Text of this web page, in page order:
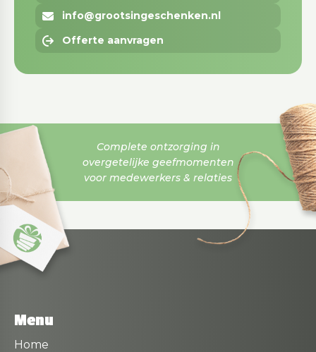
info@grootsingeschenken.nl
Offerte aanvragen
Complete ontzorging in
overgetelijke geefmomenten
voor medewerkers & relaties
Menu
Home